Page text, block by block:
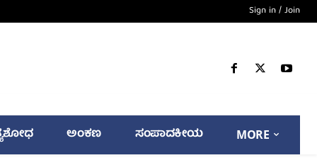
Sign in / Join
ಅಂಕಣ ಸಂಪಾದಕೀಯ MORE